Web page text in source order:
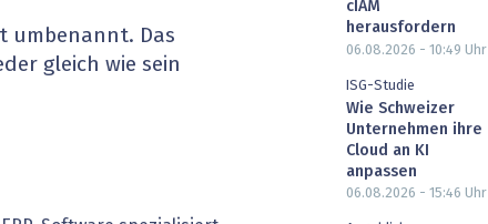
wird digital
Services & Co.
Artificial Intelligence
Fintech & Insurtech
umbenannt. Das
gleich wie sein
cIAM
herausfordern
06.08.2026 - 10:49 Uhr
ISG-Studie
Wie Schweizer
Unternehmen ihre
Cloud an KI
anpassen
06.08.2026 - 15:46 Uhr